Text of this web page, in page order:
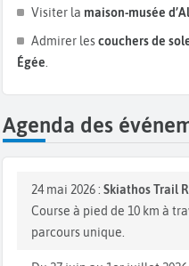
Visiter la maison-musée
Admirer lescouchers de
Égée.
Agenda des
24 mai 2026 : Skiathos Trail
Course à pied de 10 km à
parcours unique.